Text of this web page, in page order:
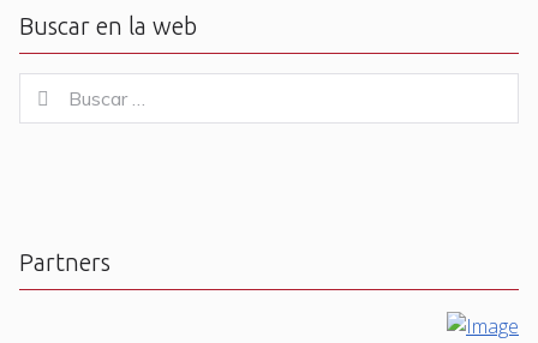
Buscar en la web
for:
Buscar
Partners